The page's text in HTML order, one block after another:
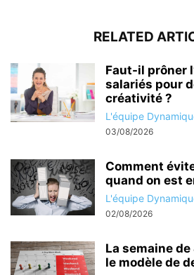
RELATED
Faut-il prôner
salariés pour
créativité ?
L'équipe
03/08/2026
Comment
quand on est
L'équipe
02/08/2026
La semaine
le modèle de